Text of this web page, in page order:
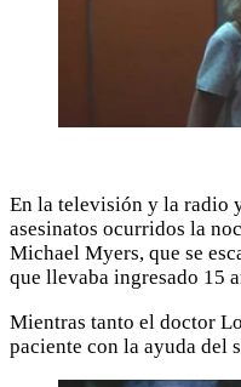
En la televisión y la radio
asesinatos ocurridos la
Michael Myers, que se
que llevaba ingresado 15
Mientras tanto el doctor
paciente con la ayuda del